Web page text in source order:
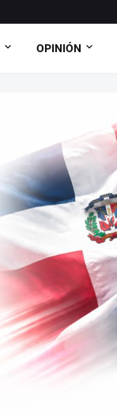
OPINIÓN